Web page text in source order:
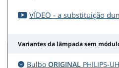
VÍDEO - a substituição
Variantes da lâmpada sem
Bulbo ORIGINAL PHILIPS-